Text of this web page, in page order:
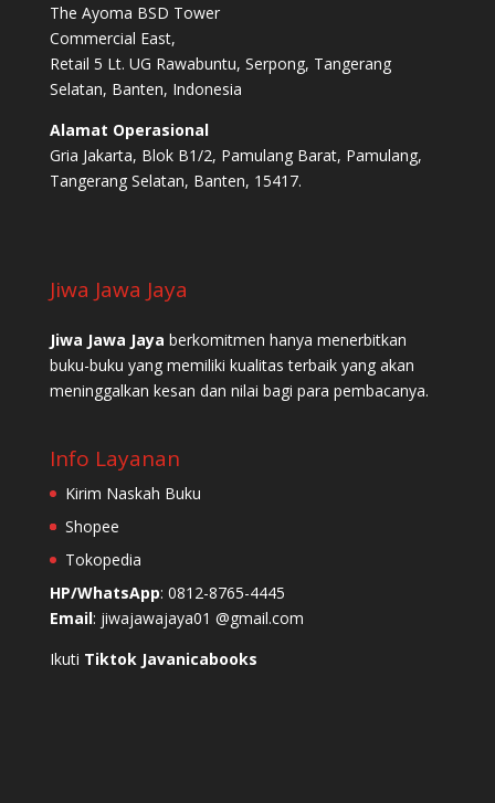
The Ayoma BSD Tower
Commercial East,
Retail 5 Lt. UG Rawabuntu, Serpong, Tangerang
Selatan, Banten, Indonesia
Alamat Operasional
Gria Jakarta, Blok B1/2, Pamulang Barat, Pamulang,
Tangerang Selatan, Banten, 15417.
Jiwa Jawa Jaya
Jiwa Jawa Jaya berkomitmen hanya menerbitkan
buku-buku yang memiliki kualitas terbaik yang akan
meninggalkan kesan dan nilai bagi para pembacanya.
Info Layanan
Kirim Naskah Buku
Shopee
Tokopedia
HP/WhatsApp: 0812-8765-4445
Email: jiwajawajaya01 @gmail.com
Ikuti Tiktok Javanicabooks